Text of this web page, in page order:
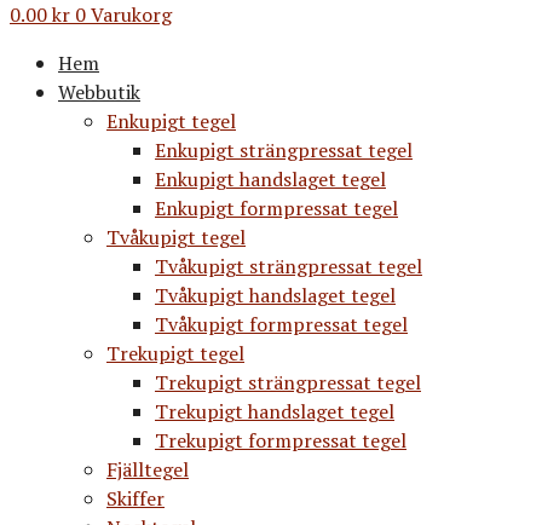
0.00kr 0Varukorg
Hem
Webbutik
Enkupigt tegel
Enkupigt strängpressat tegel
Enkupigt handslaget tegel
Enkupigt formpressat tegel
Tvåkupigt tegel
Tvåkupigt strängpressat tegel
Tvåkupigt handslaget tegel
Tvåkupigt formpressat tegel
Trekupigt tegel
Trekupigt strängpressat tegel
Trekupigt handslaget tegel
Trekupigt formpressat tegel
Fjälltegel
Skiffer